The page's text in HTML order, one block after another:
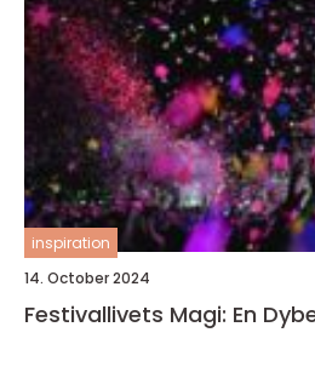
inspiration
14. October 2024
Festivallivets Magi: En